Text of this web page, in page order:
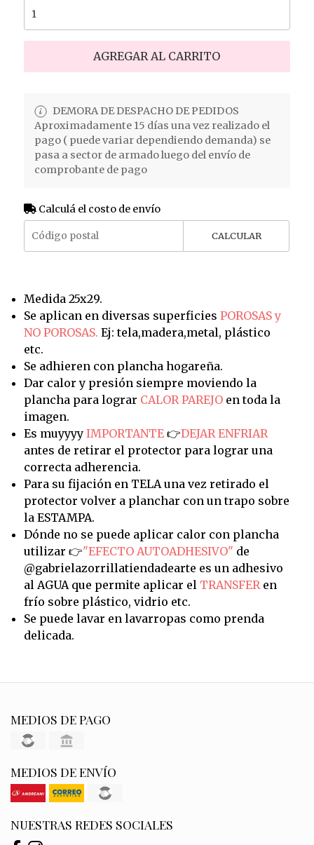
AGREGAR AL CARRITO
DEMORA DE DESPACHO DE PEDIDOS
Aproximadamente 15 días una vez realizado el
pago ( puede variar dependiendo demanda) se
pasa a sector de armado luego del envío de
comprobante de pago
Calculá el costo de envío
CALCULAR
Medida 25x29.
Se aplican en diversas superficies POROSAS y
NO POROSAS. Ej: tela,madera,metal, plástico
etc.
Se adhieren con plancha hogareña.
Dar calor y presión siempre moviendo la
plancha para lograr CALOR PAREJOen toda la
imagen.
Es muyyyy IMPORTANTE👉DEJAR ENFRIAR
antes de retirar el protector para lograr una
correcta adherencia.
Para su fijación en TELA una vez retirado el
protector volver a planchar con un trapo sobre
la ESTAMPA.
Dónde no se puede aplicar calor con plancha
utilizar 👉"EFECTO AUTOADHESIVO" de
@gabrielazorrillatiendadearte es un adhesivo
al AGUA que permite aplicar el TRANSFERen
frío sobre plástico, vidrio etc.
Se puede lavar en lavarropas como prenda
delicada.
MEDIOS DE PAGO
MEDIOS DE ENVÍO
NUESTRAS REDES SOCIALES